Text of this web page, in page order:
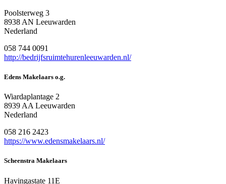
Poolsterweg 3
8938 AN Leeuwarden
Nederland
058 744 0091
http://bedrijfsruimtehurenleeuwarden.nl/
Edens Makelaars o.g.
Wiardaplantage 2
8939 AA Leeuwarden
Nederland
058 216 2423
https://www.edensmakelaars.nl/
Scheenstra Makelaars
Havingastate 11E